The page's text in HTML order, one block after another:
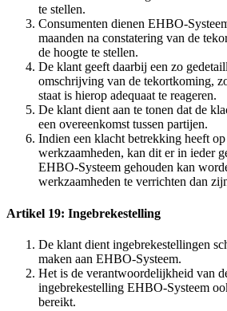
te stellen.
Consumenten dienen EHBO-
maanden na constatering van de
de hoogte te stellen.
De klant geeft daarbij een zo
omschrijving van de tekortkoming,
staat is hierop adequaat te reageren.
De klant dient aan te tonen dat de
een overeenkomst tussen partijen.
Indien een klacht betrekking heeft
werkzaamheden, kan dit er in ieder
EHBO-Systeem gehouden kan
werkzaamheden te verrichten dan
Artikel 19: Ingebrekestelling
De klant dient ingebrekestellingen
maken aan EHBO-Systeem.
Het is de verantwoordelijkheid van
ingebrekestelling EHBO-Systeem
bereikt.